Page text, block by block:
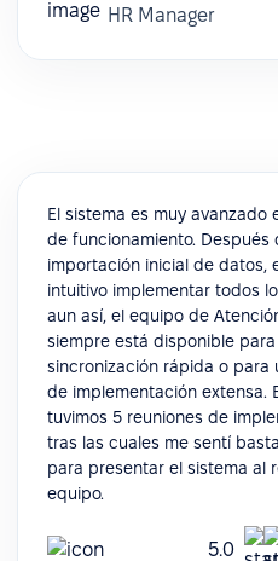
HR Manager
El sistema es muy avanzado
de funcionamiento. Después
importación inicial de datos,
intuitivo implementar todos
aun así, el equipo de
siempre está disponible para
sincronización rápida o para
de implementación extensa.
tuvimos 5 reuniones de
tras las cuales me sentí
para presentar el sistema al
equipo.
5.0